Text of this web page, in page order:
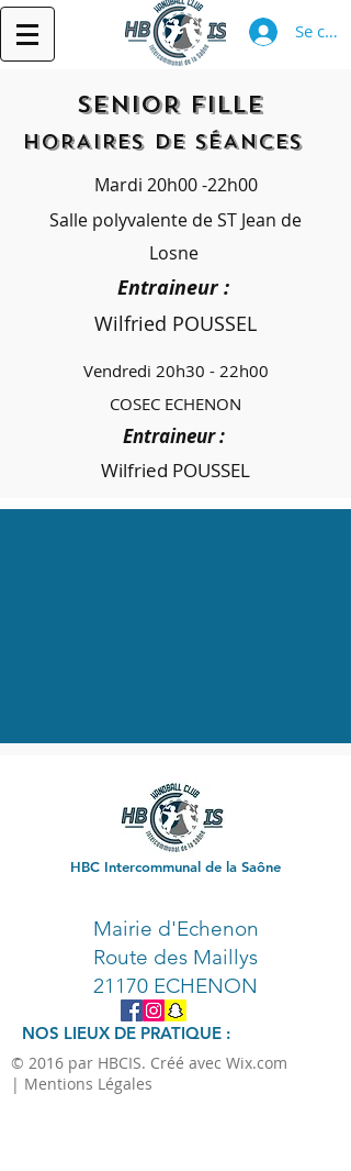
Se
SENIOR FILLE
HORAIRES DE SÉANCES
Mardi 20h00 -22h00
Salle polyvalente de ST Jean de
Losne
Entraineur :
Wilfried POUSSEL
Vendredi 20h30 - 22h00
COSEC ECHENON
Entraineur :
Wilfried POUSSEL
NOS LIEUX DE PRATIQUE :
HBC Intercommunal de la Saône
Mairie d'Echenon
Route des Maillys
21170 ECHENON
© 2016 par HBCIS. Créé avec Wix.com
| Mentions Légales